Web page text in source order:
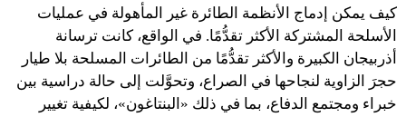
كيف يمكن إدماج الأنظمة الطائرة غير المأهولة في عمليات
الأسلحة المشتركة الأكثر تقدُّمًا. في الواقع، كانت ترسانة
أذربيجان الكبيرة والأكثر تقدُّمًا من الطائرات المسلحة بلا طيار
حجرَ الزاوية لنجاحها في الصراع، وتحوَّلت إلى حالة دراسية بين
خبراء ومجتمع الدفاع، بما في ذلك «البنتاغون»، لكيفية تغيير